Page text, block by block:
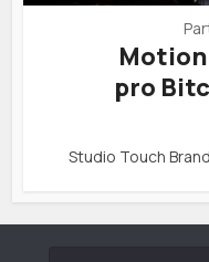
pro
Studio Touch